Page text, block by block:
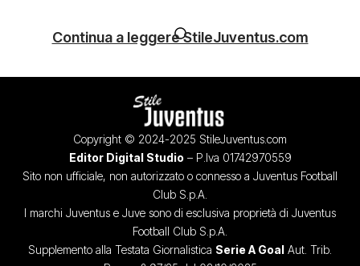
Continua a leggere StileJuventus.com
Copyright © 2024-2025 StileJuventus.com
Editor Digital Studio – P.Iva 01742970559
Sito non ufficiale, non autorizzato o connesso a Juventus Football
Club S.p.A.
I marchi Juventus e Juve sono di esclusiva proprietà di Juventus
Football Club S.p.A.
Supplemento alla Testata Giornalistica Serie A Goal Aut. Trib.